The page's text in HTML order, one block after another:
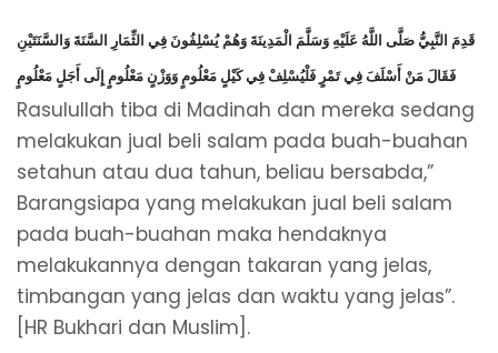
قَدِمَ النَّبِيُّ صَلَّى اللَّهُ عَلَيْهِ وَسَلَّمَ الْمَدِينَةَ وَهُمْ يُسْلِفُونَ فِي الثِّمَارِ السَّنَةَ وَالسَّنَتَيْنِ
فَقَالَ مَنْ أَسْلَفَ فِي تَمْرٍ فَلْيُسْلِفْ فِي كَيْلٍ مَعْلُومٍ وَوَزْنٍ مَعْلُومٍ إِلَى أَجَلٍ مَعْلُومٍ
Rasulullah tiba di Madinah dan mereka sedang
melakukan jual beli salam pada buah-buahan
setahun atau dua tahun, beliau bersabda,”
Barangsiapa yang melakukan jual beli salam
pada buah-buahan maka hendaknya
melakukannya dengan takaran yang jelas,
timbangan yang jelas dan waktu yang jelas”.
[HR Bukhari dan Muslim].